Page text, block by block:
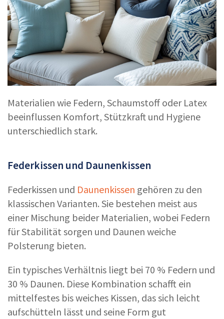
Materialien wie Federn, Schaumstoff oder Latex
beeinflussen Komfort, Stützkraft und Hygiene
unterschiedlich stark.
Federkissen und Daunenkissen
Federkissen und Daunenkissen gehören zu den
klassischen Varianten. Sie bestehen meist aus
einer Mischung beider Materialien, wobei Federn
für Stabilität sorgen und Daunen weiche
Polsterung bieten.
Ein typisches Verhältnis liegt bei 70 % Federn und
30 % Daunen. Diese Kombination schafft ein
mittelfestes bis weiches Kissen, das sich leicht
aufschütteln lässt und seine Form gut